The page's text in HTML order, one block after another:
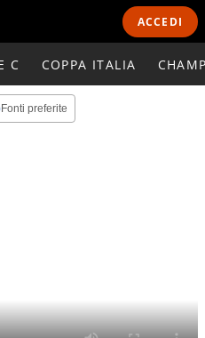
ACCEDI
C COPPA ITALIA
Fonti preferite